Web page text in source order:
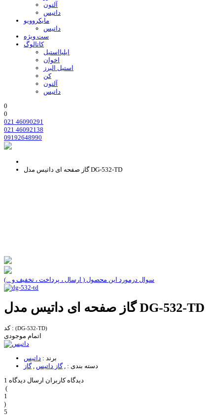
آلتون
داتیس
مایکروویو
داتیس
ست ویژه
کاتالوگ
ایلیااستیل
اخوان
استیل البرز
کن
آلتون
داتیس
0
0
021 46090291
021 46092138
09192648990
گاز صفحه ای داتیس مدل DG-532-TD
سوال درمورد این محصول ( ارسال ، پرداخت ، تخفیف و ...)
گاز صفحه ای داتیس مدل DG-532-TD
کد : (DG-532-TD)
اتمام موجودی
برند : داتیس
دسته بندی : ,گاز داتیس ,گاز
1 دیدگاه کاربران ارسال دیدگاه
(
1
)
5